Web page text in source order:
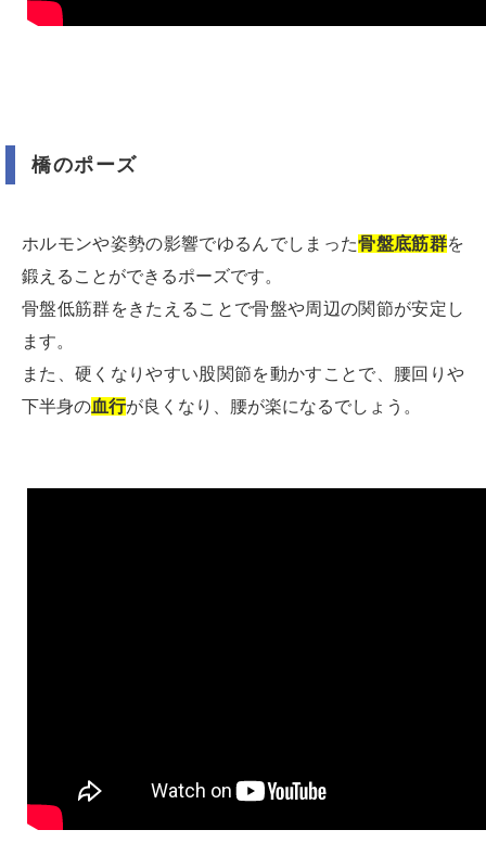
橋のポーズ
ホルモンや姿勢の影響でゆるんでしまった骨盤底筋群を
鍛えることができるポーズです。
骨盤低筋群をきたえることで骨盤や周辺の関節が安定し
ます。
また、硬くなりやすい股関節を動かすことで、腰回りや
下半身の血行が良くなり、腰が楽になるでしょう。